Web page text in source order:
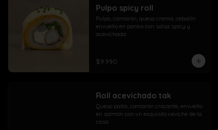
Pulpo spicy roll
Pulpo, camarón, queso crema, cebollín
envuelto en panko con salsa spicy y
acevichada
$9.990
Roll acevichado tak
Queso palta, camarón crocante, envuelto
en salmón con un exquisito ceviche de la
casa.